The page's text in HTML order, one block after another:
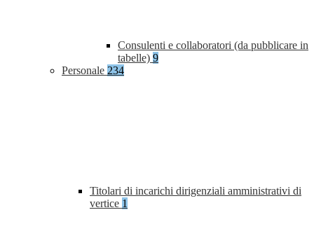
Consulenti e collaboratori (da pubblicare in
tabelle) 9
Personale 234
Titolari di incarichi dirigenziali amministrativi di
vertice 1